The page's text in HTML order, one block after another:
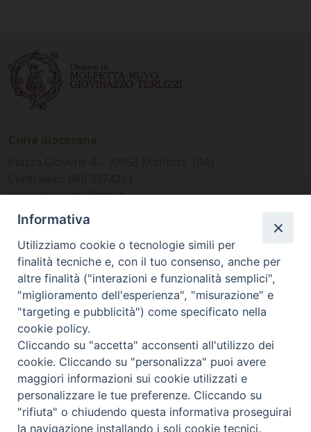
www.diocesimolfetta.it –
diocesimolfetta@pec.chiesacattolica.it
Ufficio Comunicazioni sociali
Piazza Giovene 4 – 70056 Molfetta (BA)
comunicazionisociali@diocesimolfetta.it
SEGUICI SU
Facebook
Instagram
X YouTube
Feed
Privacy Policy - trasparenza
Informativa
Utilizziamo cookie o tecnologie simili per
finalità tecniche e, con il tuo consenso, anche per
altre finalità ("interazioni e funzionalità semplici",
"miglioramento dell'esperienza", "misurazione" e
"targeting e pubblicità") come specificato nella
cookie policy.
Cliccando su "accetta" acconsenti all'utilizzo dei
cookie. Cliccando su "personalizza" puoi avere
maggiori informazioni sui cookie utilizzati e
personalizzare le tue preferenze. Cliccando su
"rifiuta" o chiudendo questa informativa proseguirai
la navigazione installando i soli cookie tecnici.